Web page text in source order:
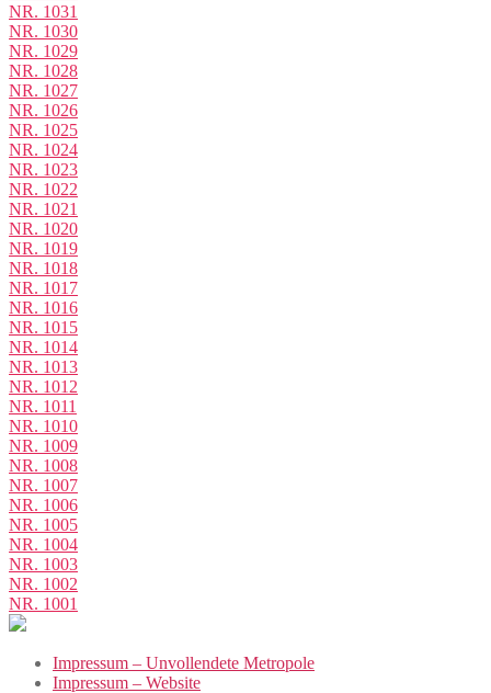
NR. 1031
NR. 1030
NR. 1029
NR. 1028
NR. 1027
NR. 1026
NR. 1025
NR. 1024
NR. 1023
NR. 1022
NR. 1021
NR. 1020
NR. 1019
NR. 1018
NR. 1017
NR. 1016
NR. 1015
NR. 1014
NR. 1013
NR. 1012
NR. 1011
NR. 1010
NR. 1009
NR. 1008
NR. 1007
NR. 1006
NR. 1005
NR. 1004
NR. 1003
NR. 1002
NR. 1001
Impressum – Unvollendete Metropole
Impressum – Website